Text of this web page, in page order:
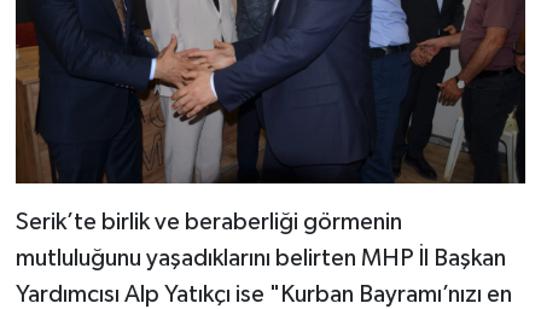
Serik’te birlik ve beraberliği görmenin
mutluluğunu yaşadıklarını belirten MHP İl Başkan
Yardımcısı Alp Yatıkçı ise "Kurban Bayramı’nızı en